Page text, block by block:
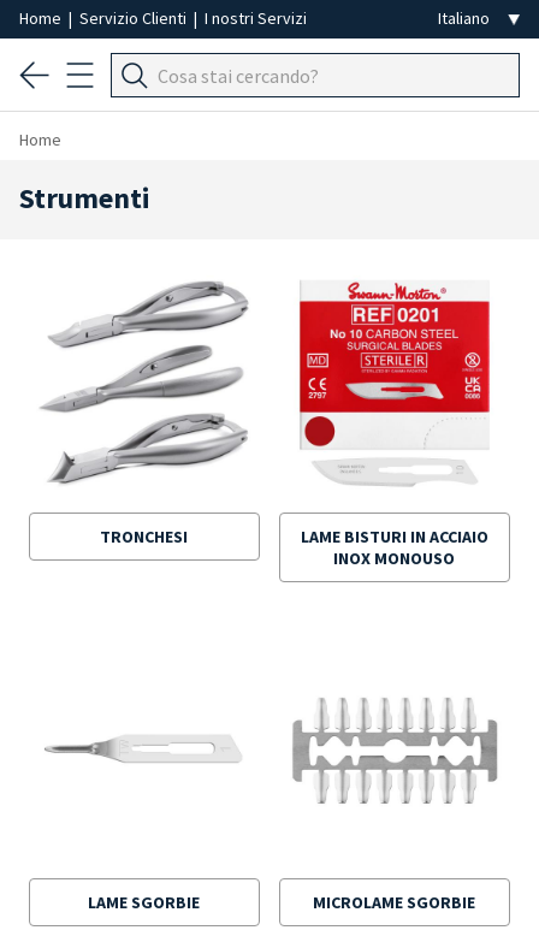
Home | Servizio Clienti | I nostri Servizi
Home
Strumenti
TRONCHESI
LAME BISTURI IN ACCIAIO
INOX MONOUSO
LAME SGORBIE MICROLAME SGORBIE